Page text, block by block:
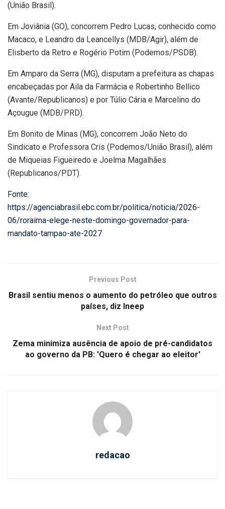
(União Brasil).
Em Joviânia (GO), concorrem Pedro Lucas, conhecido como
Macaco, e Leandro da Leancellys (MDB/Agir), além de
Elisberto da Retro e Rogério Potim (Podemos/PSDB).
Em Amparo da Serra (MG), disputam a prefeitura as chapas
encabeçadas por Aila da Farmácia e Robertinho Bellico
(Avante/Republicanos) e por Túlio Cária e Marcelino do
Açougue (MDB/PRD).
Em Bonito de Minas (MG), concorrem João Neto do
Sindicato e Professora Cris (Podemos/União Brasil), além
de Miqueias Figueiredo e Joelma Magalhães
(Republicanos/PDT).
Fonte:
https://agenciabrasil.ebc.com.br/politica/noticia/2026-
06/roraima-elege-neste-domingo-governador-para-
mandato-tampao-ate-2027
Previous Post
Brasil sentiu menos o aumento do petróleo que outros
países, diz Ineep
Next Post
Zema minimiza ausência de apoio de pré-candidatos
ao governo da PB: 'Quero é chegar ao eleitor'
redacao